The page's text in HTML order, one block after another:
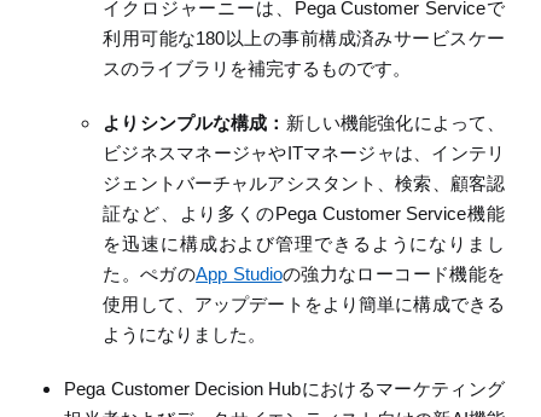
イクロジャーニーは、
Pega Customer Serviceで
利用可能な180以上の事前構成済みサービスケー
スのライブラリを補完するものです。
よりシンプルな構成 ： 新しい機能強化によって、
ビジネスマネージャや ITマネージャは、インテリ
ジェントバーチャルアシスタント、検索、顧客認
証など、より多くのPega Customer Service機能
を迅速に構成および管理できるようになりまし
た。ぺガのApp Studioの強力なローコード機能を
使用して、アップデートをより簡単に構成できる
ようになりました 。
Pega Customer Decision Hubにおけるマーケティング